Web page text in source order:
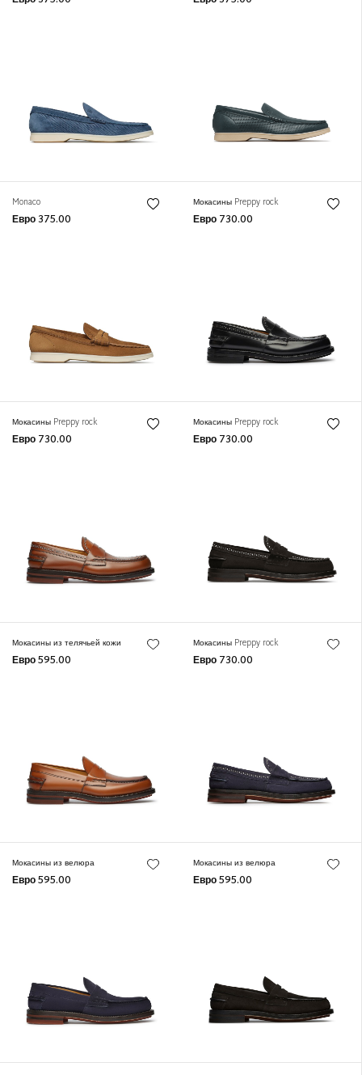
Monaco
Евро 375.00
Мокасины Preppy rock
Евро 730.00
Мокасины Preppy rock
Евро 730.00
Мокасины Preppy rock
Евро 730.00
Мокасины из телячьей кожи
Евро 595.00
Мокасины Preppy rock
Евро 730.00
Мокасины из велюра
Евро 595.00
Мокасины из велюра
Евро 595.00